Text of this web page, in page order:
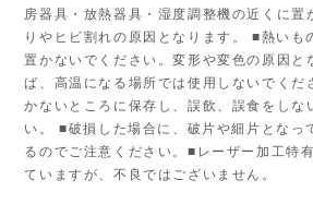
房器具・放熱器具・湿度調整機の近くに置
りやヒビ割れの原因となります。 ■熱いも
置かないでください。変形や変色の原因と
ば、高温になる場所では使用しないでくだ
かないところに保存し、誤飲、誤食をしな
い。 ■破損した場合に、破片や細片となっ
るのでご注意ください。■レーザー加工特
ていますが、不良ではございません。